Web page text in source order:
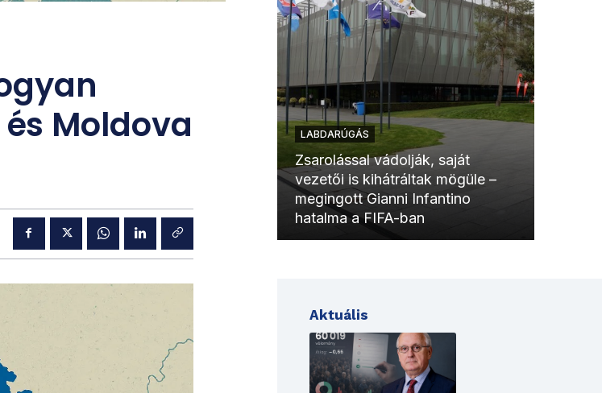
Moldova
LABDARÚGÁS
Zsarolással vádolják, saját
vezetői is kihátráltak mögüle –
megingott Gianni Infantino
hatalma a FIFA-ban
Aktuális